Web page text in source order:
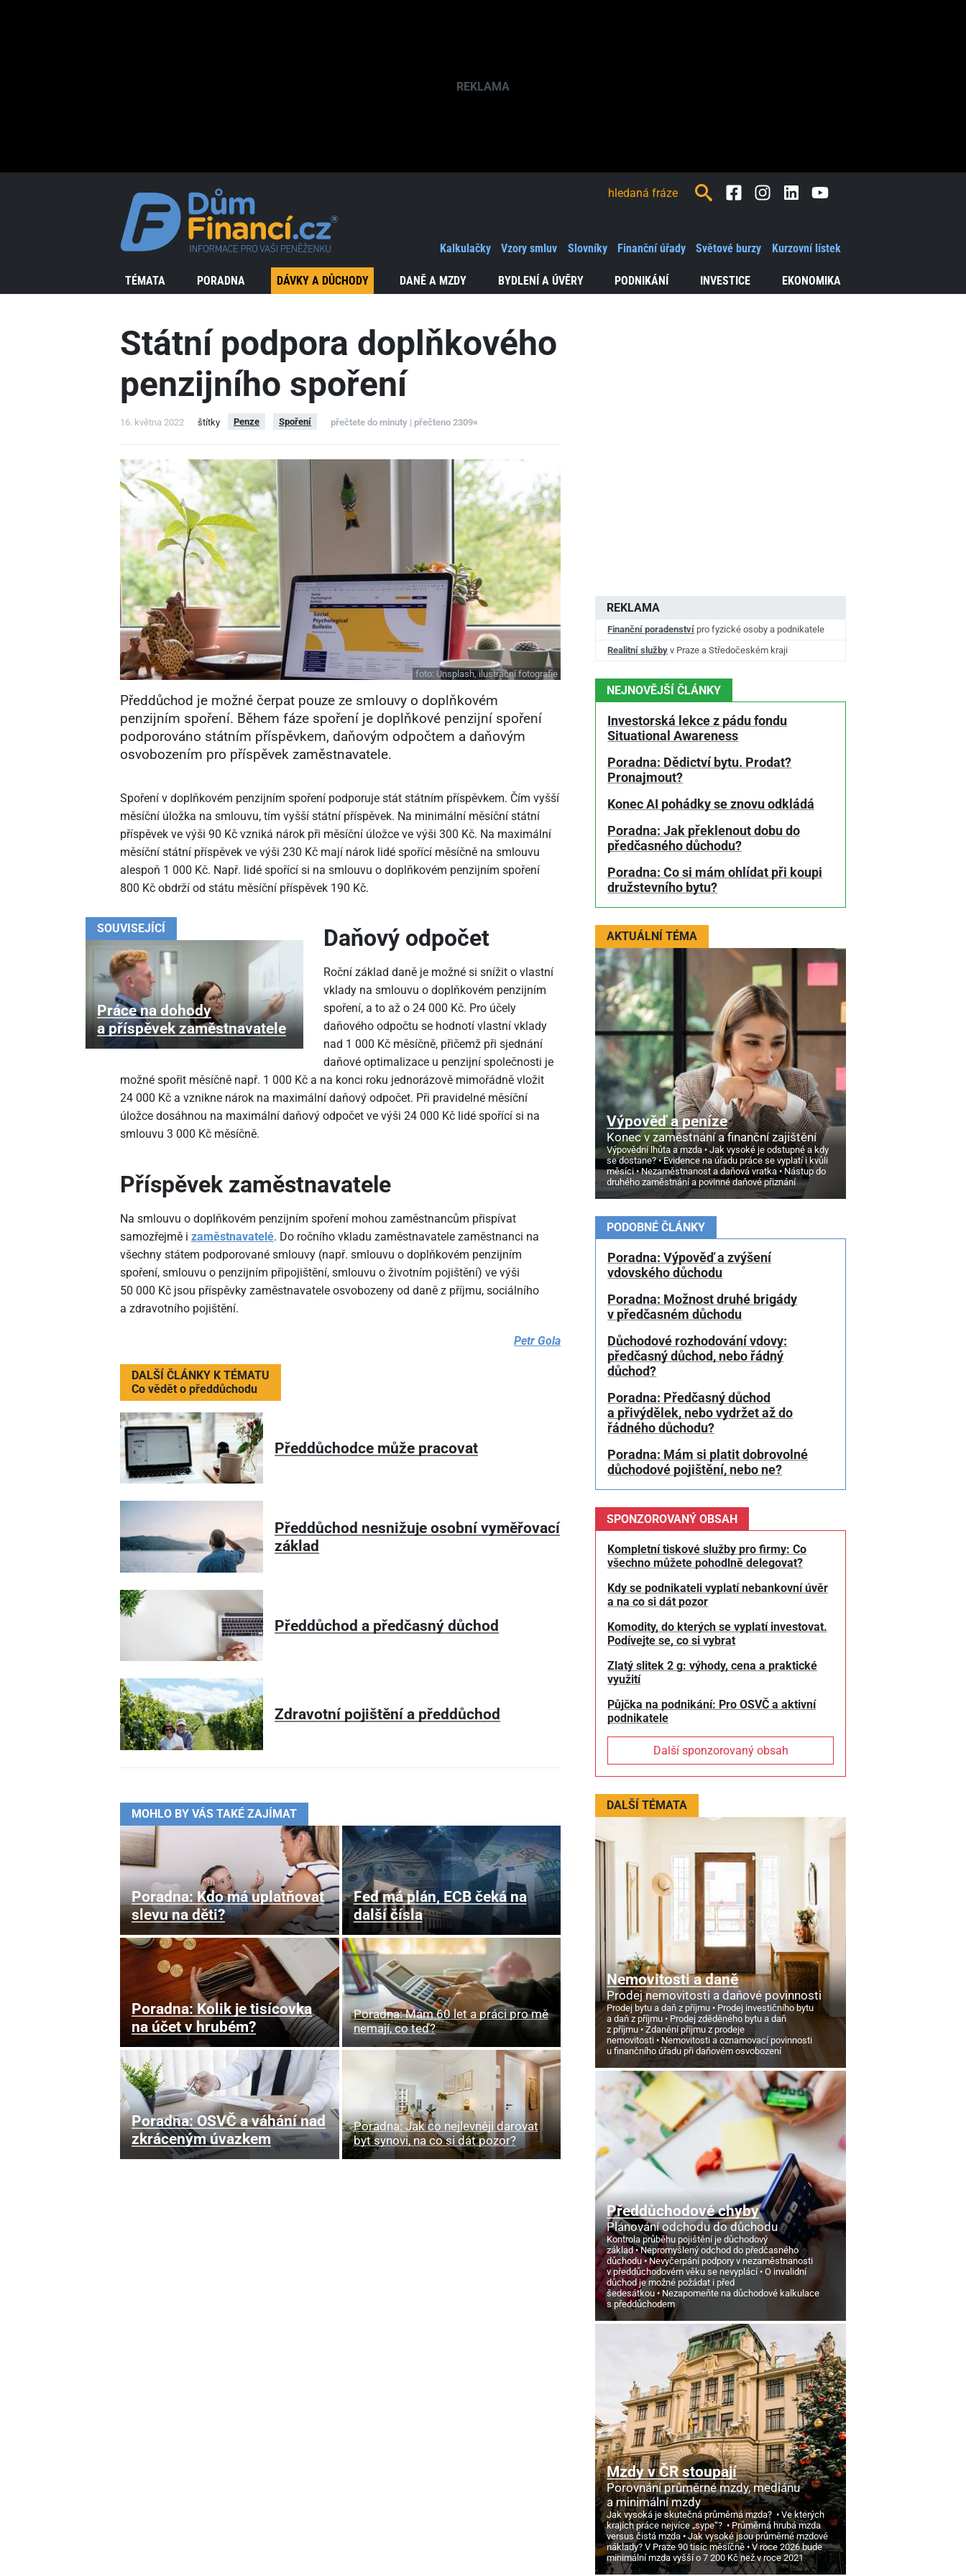
TÉMATA PORADNA DÁVKY A DŮCHODY DANĚ A MZDY BYDLENÍ A ÚVĚRY PODNIKÁNÍ INVESTICE EKONOMIKA
Kalkulačky Vzory smluv Slovníky Finanční úřady Světové burzy Kurzovní lístek
FacebookInstagramLinkedInYoutube
Státní podpora doplňkového
penzijního spoření
16. května 2022 štítky Penze Spoření přečtete do minuty | přečteno 2309×
foto: Unsplash, ilustrační fotografie
Předdůchod je možné čerpat pouze ze smlouvy o doplňkovém
penzijním spoření. Během fáze spoření je doplňkové penzijní spoření
podporováno státním příspěvkem, daňovým odpočtem a daňovým
osvobozením pro příspěvek zaměstnavatele.
Spoření v doplňkovém penzijním spoření podporuje stát státním příspěvkem. Čím vyšší
měsíční úložka na smlouvu, tím vyšší státní příspěvek. Na minimální měsíční státní
příspěvek ve výši 90 Kč vzniká nárok při měsíční úložce ve výši 300 Kč. Na maximální
měsíční státní příspěvek ve výši 230 Kč mají nárok lidé spořící měsíčně na smlouvu
alespoň 1 000 Kč. Např. lidé spořící si na smlouvu o doplňkovém penzijním spoření
800 Kč obdrží od státu měsíční příspěvek 190 Kč.
SOUVISEJÍCÍ
Práce na dohody
a příspěvek zaměstnavatele
Daňový odpočet
Roční základ daně je možné si snížit o vlastní
vklady na smlouvu o doplňkovém penzijním
spoření, a to až o 24 000 Kč. Pro účely
daňového odpočtu se hodnotí vlastní vklady
nad 1 000 Kč měsíčně, přičemž při sjednání
daňové optimalizace u penzijní společnosti je
možné spořit měsíčně např. 1 000 Kč a na konci roku jednorázově mimořádně vložit
24 000 Kč a vznikne nárok na maximální daňový odpočet. Při pravidelné měsíční
úložce dosáhnou na maximální daňový odpočet ve výši 24 000 Kč lidé spořící si na
smlouvu 3 000 Kč měsíčně.
Příspěvek zaměstnavatele
Na smlouvu o doplňkovém penzijním spoření mohou zaměstnancům přispívat
samozřejmě i zaměstnavatelé. Do ročního vkladu zaměstnavatele zaměstnanci na
všechny státem podporované smlouvy (např. smlouvu o doplňkovém penzijním
spoření, smlouvu o penzijním připojištění, smlouvu o životním pojištění) ve výši
50 000 Kč jsou příspěvky zaměstnavatele osvobozeny od daně z příjmu, sociálního
a zdravotního pojištění.
Petr Gola
DALŠÍ ČLÁNKY K TÉMATU
Co vědět o předdůchodu
Předdůchodce může pracovat
Předdůchod nesnižuje osobní vyměřovací
základ
Předdůchod a předčasný důchod
Zdravotní pojištění a předdůchod
MOHLO BY VÁS TAKÉ ZAJÍMAT
Poradna: Kdo má uplatňovat
slevu na děti?
Fed má plán, ECB čeká na
další čísla
Poradna: Kolik je tisícovka
na účet v hrubém?
Poradna: Mám 60 let a práci pro mě
nemají, co teď?
Poradna: OSVČ a váhání nad
zkráceným úvazkem
Poradna: Jak co nejlevněji darovat
byt synovi, na co si dát pozor?
REKLAMA
Finanční poradenství pro fyzické osoby a podnikatele
Realitní služby v Praze a Středočeském kraji
NEJNOVĚJŠÍ ČLÁNKY
Investorská lekce z pádu fondu
Situational Awareness
Poradna: Dědictví bytu. Prodat?
Pronajmout?
Konec AI pohádky se znovu odkládá
Poradna: Jak překlenout dobu do
předčasného důchodu?
Poradna: Co si mám ohlídat při koupi
družstevního bytu?
AKTUÁLNÍ TÉMA
Výpověď a peníze
Konec v zaměstnání a finanční zajištění
Výpovědní lhůta a mzda
Jak vysoké je odstupné a kdy
se dostane?
Evidence na úřadu práce se vyplatí i kvůli
měsíci
Nezaměstnanost a daňová vratka
Nástup do
druhého zaměstnání a povinné daňové přiznání
PODOBNÉ ČLÁNKY
Poradna: Výpověď a zvýšení
vdovského důchodu
Poradna: Možnost druhé brigády
v předčasném důchodu
Důchodové rozhodování vdovy:
předčasný důchod, nebo řádný
důchod?
Poradna: Předčasný důchod
a přivýdělek, nebo vydržet až do
řádného důchodu?
Poradna: Mám si platit dobrovolné
důchodové pojištění, nebo ne?
SPONZOROVANÝ OBSAH
Kompletní tiskové služby pro firmy: Co
všechno můžete pohodlně delegovat?
Kdy se podnikateli vyplatí nebankovní úvěr
a na co si dát pozor
Komodity, do kterých se vyplatí investovat.
Podívejte se, co si vybrat
Zlatý slitek 2 g: výhody, cena a praktické
využití
Půjčka na podnikání: Pro OSVČ a aktivní
podnikatele
Další sponzorovaný obsah
DALŠÍ TÉMATA
Nemovitosti a daně
Prodej nemovitosti a daňové povinnosti
Prodej bytu a daň z příjmu
Prodej investičního bytu
a daň z příjmu
Prodej zděděného bytu a daň
z příjmu
Zdanění příjmu z prodeje
nemovitosti
Nemovitosti a oznamovací povinnosti
u finančního úřadu při daňovém osvobození
Předdůchodové chyby
Plánování odchodu do důchodu
Kontrola průběhu pojištění je důchodový
základ
Nepromyšlený odchod do předčasného
důchodu
Nevyčerpání podpory v nezaměstnanosti
v předdůchodovém věku se nevyplácí
O invalidní
důchod je možné požádat i před
šedesátkou
Nezapomeňte na důchodové kalkulace
s předdůchodem
Mzdy v ČR stoupají
Porovnání průměrné mzdy, mediánu
a minimální mzdy
Jak vysoká je skutečná průměrná mzda?
Ve kterých
krajích práce nejvíce „sype“?
Průměrná hrubá mzda
versus čistá mzda
Jak vysoké jsou průměrné mzdové
náklady? V Praze 90 tisíc měsíčně
V roce 2026 bude
minimální mzda vyšší o 7 200 Kč než v roce 2021